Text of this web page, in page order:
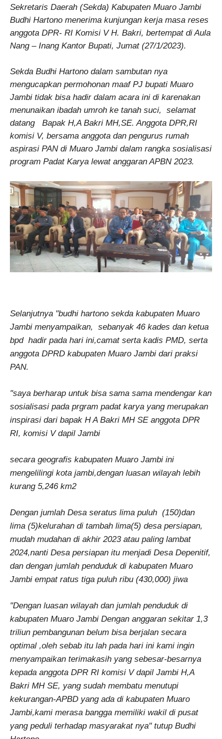
Sekretaris Daerah (Sekda) Kabupaten Muaro Jambi
Budhi Hartono menerima kunjungan kerja masa reses
anggota DPR- RI Komisi V H. Bakri, bertempat di Aula
Nang – Inang Kantor Bupati, Jumat (27/1/2023).
Sekda Budhi Hartono dalam sambutan nya
mengucapkan permohonan maaf PJ bupati Muaro
Jambi tidak bisa hadir dalam acara ini di karenakan
menunaikan ibadah umroh ke tanah suci, selamat
datang Bapak H,A Bakri MH,SE. Anggota DPR,RI
komisi V, bersama anggota dan pengurus rumah
aspirasi PAN di Muaro Jambi dalam rangka sosialisasi
program Padat Karya lewat anggaran APBN 2023.
Selanjutnya "budhi hartono sekda kabupaten Muaro
Jambi menyampaikan, sebanyak 46 kades dan ketua
bpd hadir pada hari ini,camat serta kadis PMD, serta
anggota DPRD kabupaten Muaro Jambi dari praksi
PAN.
"saya berharap untuk bisa sama sama mendengar kan
sosialisasi pada prgram padat karya yang merupakan
inspirasi dari bapak H A Bakri MH SE anggota DPR
RI, komisi V dapil Jambi
secara geografis kabupaten Muaro Jambi ini
mengelilingi kota jambi,dengan luasan wilayah lebih
kurang 5,246 km2
Dengan jumlah Desa seratus lima puluh (150)dan
lima (5)kelurahan di tambah lima(5) desa persiapan,
mudah mudahan di akhir 2023 atau paling lambat
2024,nanti Desa persiapan itu menjadi Desa Depenitif,
dan dengan jumlah penduduk di kabupaten Muaro
Jambi empat ratus tiga puluh ribu (430,000) jiwa
"Dengan luasan wilayah dan jumlah penduduk di
kabupaten Muaro Jambi Dengan anggaran sekitar 1,3
triliun pembangunan belum bisa berjalan secara
optimal ,oleh sebab itu lah pada hari ini kami ingin
menyampaikan terimakasih yang sebesar-besarnya
kepada anggota DPR RI komisi V dapil Jambi H,A
Bakri MH SE, yang sudah membatu menutupi
kekurangan-APBD yang ada di kabupaten Muaro
Jambi,kami merasa bangga memiliki wakil di pusat
yang peduli terhadap masyarakat nya" tutup Budhi